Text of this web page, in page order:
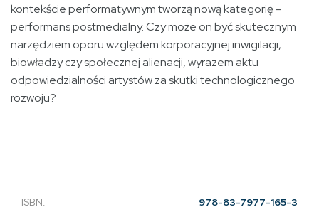
kontekście performatywnym tworzą nową kategorię -
performans postmedialny. Czy może on być skutecznym
narzędziem oporu względem korporacyjnej inwigilacji,
biowładzy czy społecznej alienacji, wyrazem aktu
odpowiedzialności artystów za skutki technologicznego
rozwoju?
ISBN: 978-83-7977-165-3